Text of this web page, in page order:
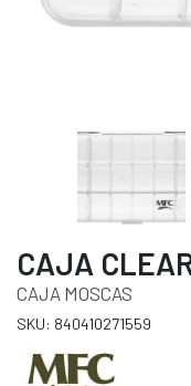
CAJA
CAJA MOSCAS
SKU: 840410271559